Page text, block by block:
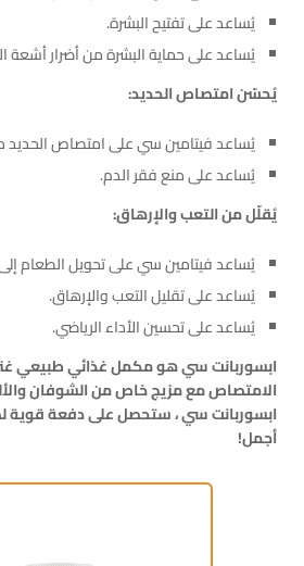
يُساعد على تفتيح البشرة.
يُساعد على حماية البشرة من أضرار
يُحسّن امتصاص الحديد:
يُساعد فيتامين سي على امتصاص الحديد
يُساعد على منع فقر الدم.
يُقلّل من التعب والإرهاق:
يُساعد فيتامين سي على تحويل الطعام
يُساعد على تقليل التعب والإرهاق.
يُساعد على تحسين الأداء الرياضي.
ابسوربانت سي هو مكمل غذائي طبيعي
الامتصاص مع مزيج خاص من الشوفان
ابسوربانت سي ، ستحصل على دفعة قوية
أجمل!